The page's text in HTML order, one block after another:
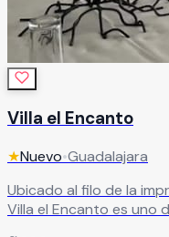
Villa el Encanto
★Nuevo•Guadalajara
Ubicado al filo de la
Villa el Encanto es uno